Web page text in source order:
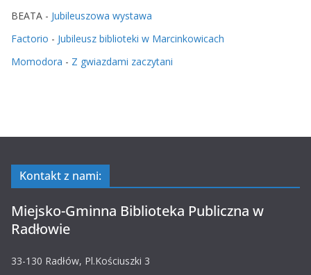
BEATA - Jubileuszowa wystawa
Factorio - Jubileusz biblioteki w Marcinkowicach
Momodora - Z gwiazdami zaczytani
Kontakt z nami:
Miejsko-Gminna Biblioteka Publiczna w
Radłowie
33-130 Radłów, Pl.Kościuszki 3